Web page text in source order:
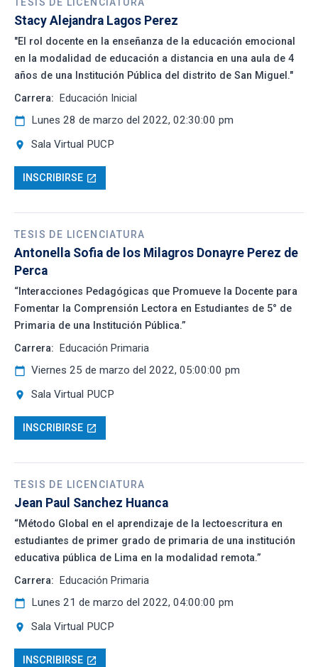
Stacy Alejandra Lagos Perez
"El rol docente en la enseñanza de la educación emocional
en la modalidad de educación a distancia en una aula de 4
años de una Institución Pública del distrito de San Miguel."
Carrera:
Educación Inicial
calendar_today Lunes 28 de marzo del 2022, 02:30:00 pm
location_on Sala Virtual PUCP
INSCRIBIRSE open_in_new
TESIS DE LICENCIATURA
Antonella Sofia de los Milagros Donayre Perez de
Perca
“Interacciones Pedagógicas que Promueve la Docente para
Fomentar la Comprensión Lectora en Estudiantes de 5° de
Primaria de una Institución Pública.”
Carrera:
Educación Primaria
calendar_today Viernes 25 de marzo del 2022, 05:00:00 pm
location_on Sala Virtual PUCP
INSCRIBIRSE open_in_new
TESIS DE LICENCIATURA
Jean Paul Sanchez Huanca
“Método Global en el aprendizaje de la lectoescritura en
estudiantes de primer grado de primaria de una institución
educativa pública de Lima en la modalidad remota.”
Carrera:
Educación Primaria
calendar_today Lunes 21 de marzo del 2022, 04:00:00 pm
location_on Sala Virtual PUCP
INSCRIBIRSE open_in_new